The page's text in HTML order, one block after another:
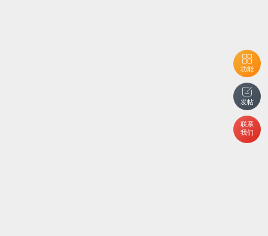
功能
发帖
联系
我们